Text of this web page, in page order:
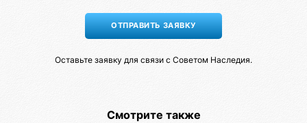
Оставьте заявку для связи с Советом Наследия.
Смотрите также